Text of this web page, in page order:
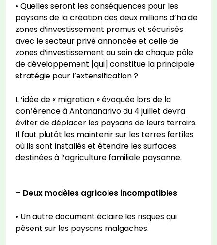
• Quelles seront les conséquences pour les
paysans de la création des deux millions d’ha de
zones d’investissement promus et sécurisés
avec le secteur privé annoncée et celle de
zones d’investissement au sein de chaque pôle
de développement [qui] constitue la principale
stratégie pour l’extensification ?
L ‘idée de « migration » évoquée lors de la
conférence à Antananarivo du 4 juillet devra
éviter de déplacer les paysans de leurs terroirs.
Il faut plutôt les maintenir sur les terres fertiles
où ils sont installés et étendre les surfaces
destinées à l’agriculture familiale paysanne.
– Deux modèles agricoles incompatibles
• Un autre document éclaire les risques qui
pèsent sur les paysans malgaches.